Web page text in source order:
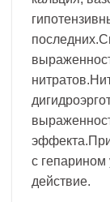
с гепарином
действие.